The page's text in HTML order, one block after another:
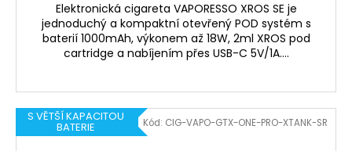
Elektronická cigareta VAPORESSO XROS SE je
jednoduchý a kompaktní otevřený POD systém s
baterií 1000mAh, výkonem až 18W, 2ml XROS pod
cartridge a nabíjením přes USB-C 5V/1A....
S VĚTŠÍ KAPACITOU
BATERIE Kód: CIG-VAPO-GTX-ONE-PRO-XTANK-SR